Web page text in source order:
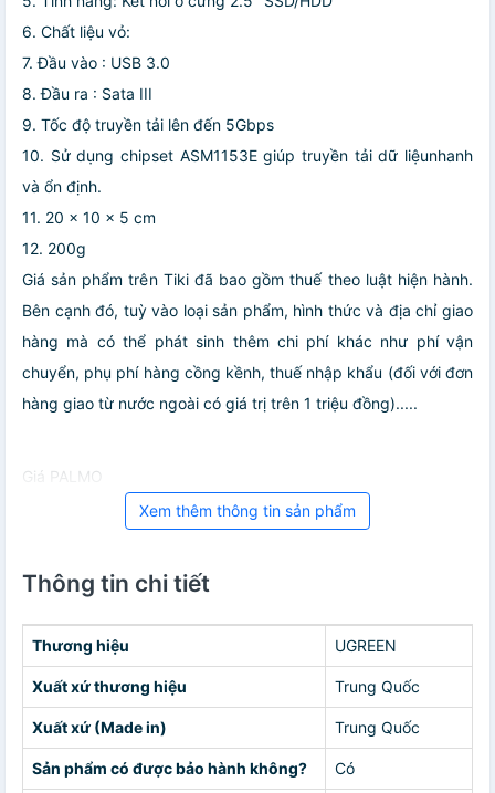
6. Chất liệu vỏ:
7. Đầu vào : USB 3.0
8. Đầu ra : Sata III
9. Tốc độ truyền tải lên đến 5Gbps
10. Sử dụng chipset ASM1153E giúp truyền tải dữ liệunhanh
và ổn định.
11. 20 x 10 x 5 cm
12. 200g
Giá sản phẩm trên Tiki đã bao gồm thuế theo luật hiện hành.
Bên cạnh đó, tuỳ vào loại sản phẩm, hình thức và địa chỉ giao
hàng mà có thể phát sinh thêm chi phí khác như phí vận
chuyển, phụ phí hàng cồng kềnh, thuế nhập khẩu (đối với đơn
hàng giao từ nước ngoài có giá trị trên 1 triệu đồng).....
Giá PALMO
Xem thêm thông tin sản phẩm
Thông tin chi tiết
Thương hiệu UGREEN
Xuất xứ thương hiệu Trung Quốc
Xuất xứ (Made in) Trung Quốc
Sản phẩm có được bảo hành không? Có